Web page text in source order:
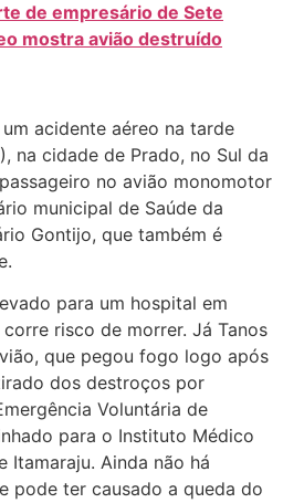
de empresário de Sete
mostra avião destruído
acidente aéreo na tarde
na cidade de Prado, no Sul da
no avião monomotor
municipal de Saúde da
Gontijo, que também é
para um hospital em
risco de morrer. Já Tanos
que pegou fogo logo após
dos destroços por
Voluntária de
para o Instituto Médico
Itamaraju. Ainda não há
pode ter causado a queda do